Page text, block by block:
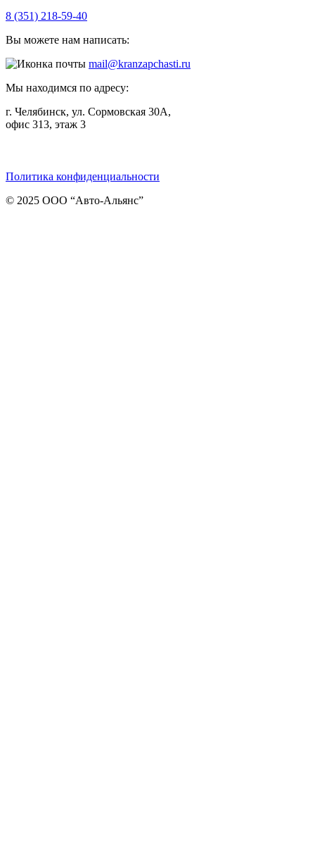
8 (351) 218-59-40
Вы можете нам написать:
mail@kranzapchasti.ru
Мы находимся по адресу:
г. Челябинск, ул. Сормовская 30А,
офис 313, этаж 3
Политика конфиденциальности
© 2025 ООО “Авто-Альянс”